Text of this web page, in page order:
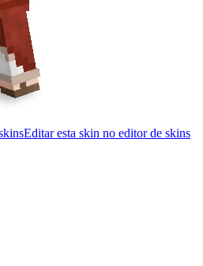
Editar esta skin no editor de skins